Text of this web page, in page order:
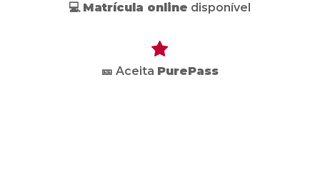
💻 Matrícula online disponível
🎫 Aceita PurePass